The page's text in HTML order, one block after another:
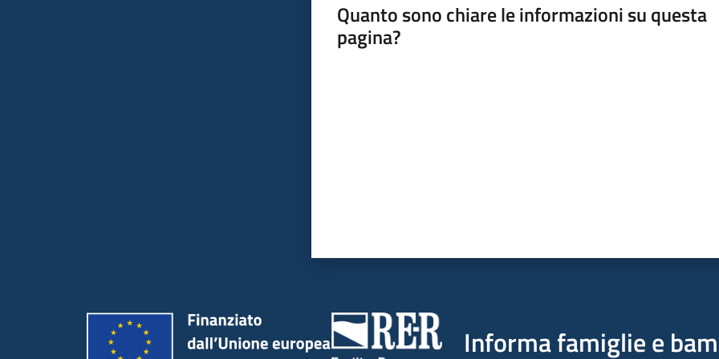
Quanto sono chiare le informazioni su questa
pagina?
Informa famiglie e